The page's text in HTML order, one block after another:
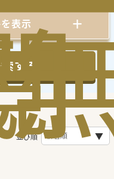
表示
する
並び順